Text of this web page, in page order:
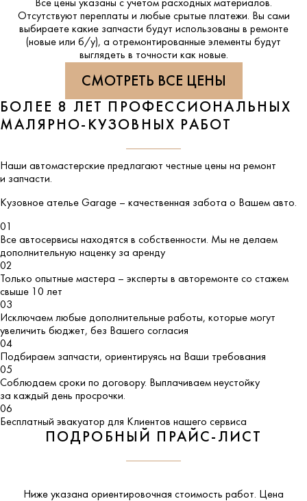
Все цены указаны с учетом расходных материалов.
Отсутствуют переплаты и любые срытые платежи. Вы сами
выбираете какие запчасти будут использованы в ремонте
(новые или б/у), а отремонтированные элементы будут
выглядеть в точности как новые.
СМОТРЕТЬ ВСЕ ЦЕНЫ
БОЛЕЕ 8 ЛЕТ ПРОФЕССИОНАЛЬНЫХ
МАЛЯРНО-КУЗОВНЫХ РАБОТ
Наши автомастерские предлагают честные цены на ремонт
и запчасти.
Кузовное ателье Garage – качественная забота о Вашем авто.
01
Все автосервисы находятся в собственности. Мы не делаем
дополнительную наценку за аренду
02
Только опытные мастера – эксперты в авторемонте со стажем
свыше 10 лет
03
Исключаем любые дополнительные работы, которые могут
увеличить бюджет, без Вашего согласия
04
Подбираем запчасти, ориентируясь на Ваши требования
05
Соблюдаем сроки по договору. Выплачиваем неустойку
за каждый день просрочки.
06
Бесплатный эвакуатор для Клиентов нашего сервиса
ПОДРОБНЫЙ ПРАЙС-ЛИСТ
Ниже указана ориентировочная стоимость работ. Цена